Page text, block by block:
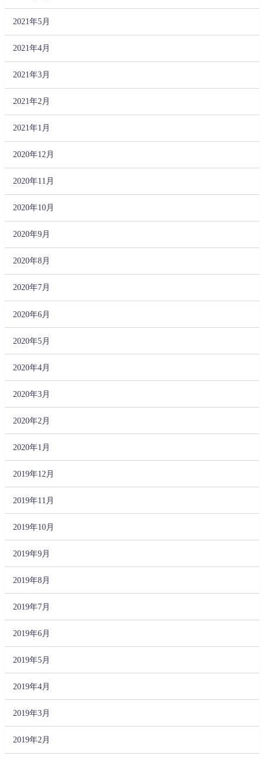
2021年5月
2021年4月
2021年3月
2021年2月
2021年1月
2020年12月
2020年11月
2020年10月
2020年9月
2020年8月
2020年7月
2020年6月
2020年5月
2020年4月
2020年3月
2020年2月
2020年1月
2019年12月
2019年11月
2019年10月
2019年9月
2019年8月
2019年7月
2019年6月
2019年5月
2019年4月
2019年3月
2019年2月